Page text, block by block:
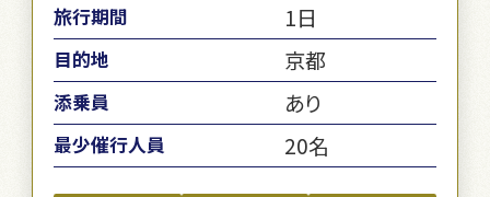
旅行期間
1日
目的地 京都
添乗員 あり
最少催行人員 20名